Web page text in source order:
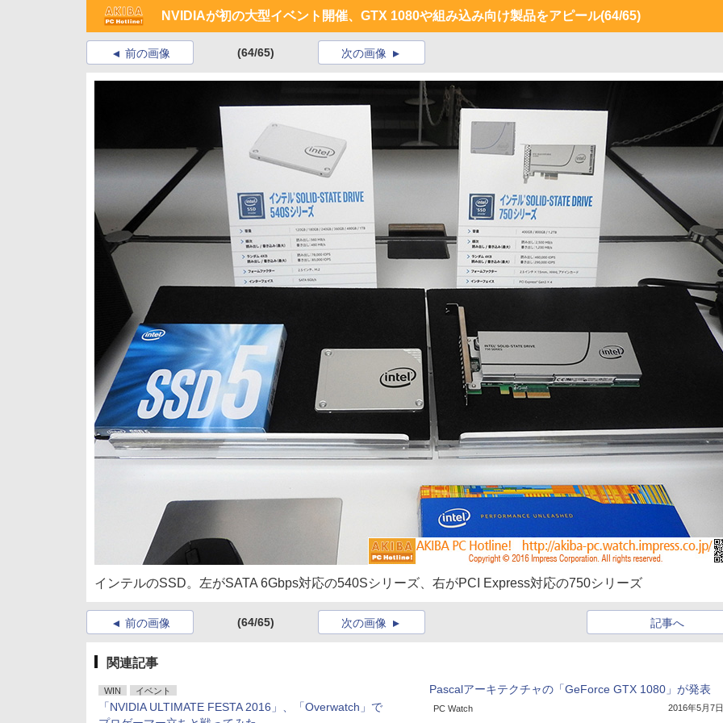
NVIDIAが初の大型イベント開催、GTX 1080や組み込み向け製品をアピール(64/65)
前の画像 (64/65) 次の画像
インテルのSSD。左がSATA 6Gbps対応の540Sシリーズ、右がPCI Express対応の750シリーズ
前の画像 (64/65) 記事へ
次の画像
関連記事
WIN イベント
「NVIDIA ULTIMATE FESTA 2016」、「Overwatch」で
Pascalアーキテクチャの「GeForce GTX 1080」が発表
PC Watch 2016年5月7日